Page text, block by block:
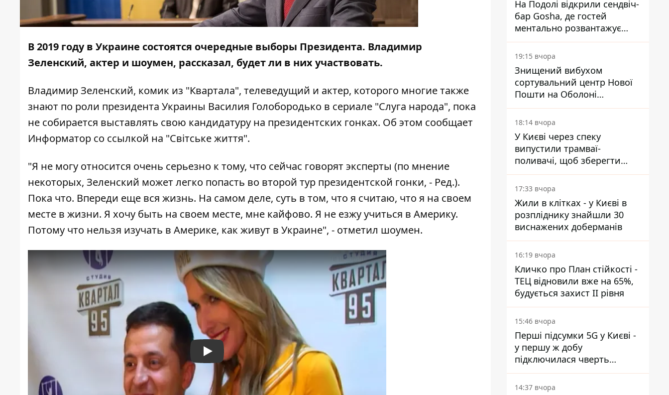
В 2019 году в Украине состоятся очередные выборы Президента. Владимир
Зеленский, актер и шоумен, рассказал, будет ли в них участвовать.
Владимир Зеленский, комик из "Квартала", телеведущий и актер, которого многие также
знают по роли президента Украины Василия Голобородько в сериале "Слуга народа", пока
не собирается выставлять свою кандидатуру на президентских гонках. Об этом сообщает
Информатор со ссылкой на "Світське життя".
"Я не могу относится очень серьезно к тому, что сейчас говорят эксперты (по мнение
некоторых, Зеленский может легко попасть во второй тур президентской гонки, - Ред.).
Пока что. Впереди еще вся жизнь. На самом деле, суть в том, что я считаю, что я на своем
месте в жизни. Я хочу быть на своем месте, мне кайфово. Я не езжу учиться в Америку.
Потому что нельзя изучать в Америке, как живут в Украине", - отметил шоумен.
Play
На Подолі відкрили сендвіч-
бар Gosha, де гостей
ментально розвантажує
акула
19:15 вчора
Знищений вибухом
сортувальний центр Нової
Пошти на Оболоні
запрацював - видають
посилки
18:14 вчора
У Києві через спеку
випустили трамваї-
поливачі, щоб зберегти
рейки від деформації
17:33 вчора
Жили в клітках - у Києві в
розпліднику знайшли 30
виснажених доберманів
16:19 вчора
Кличко про План стійкості -
ТЕЦ відновили вже на 65%,
будується захист ІІ рівня
15:46 вчора
Перші підсумки 5G у Києві -
у першу ж добу
підключилася чверть
мільйона абонентів
14:37 вчора